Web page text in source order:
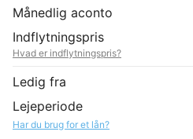
Månedlig aconto
Indflytningspris
Hvad er indflytningspris?
Ledig fra
Lejeperiode
Har du brug for et lån?